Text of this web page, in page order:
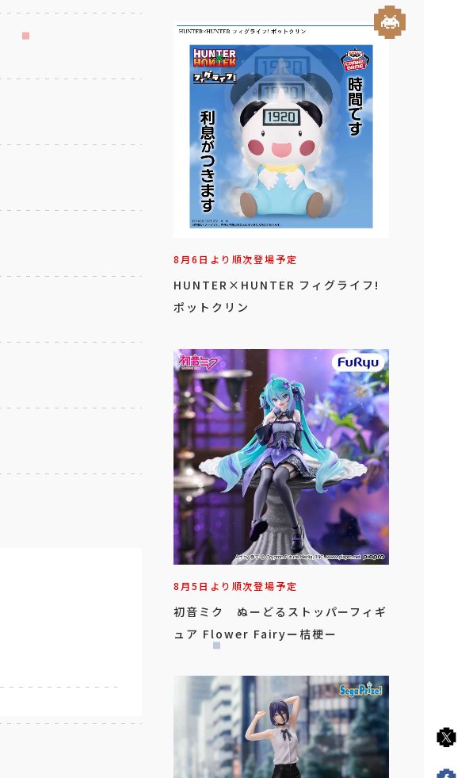
8月6日より順次登場予定
HUNTER×HUNTER フィグライフ!
ポットクリン
8月5日より順次登場予定
初音ミク ぬーどるストッパーフィギ
ュア Flower Fairyー桔梗ー